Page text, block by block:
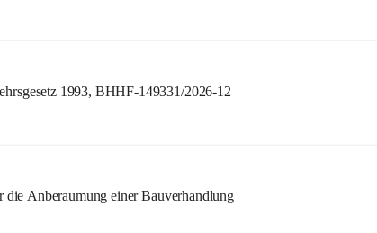
1993, BHHF-149331/2026-12
Anberaumung einer Bauverhandlung